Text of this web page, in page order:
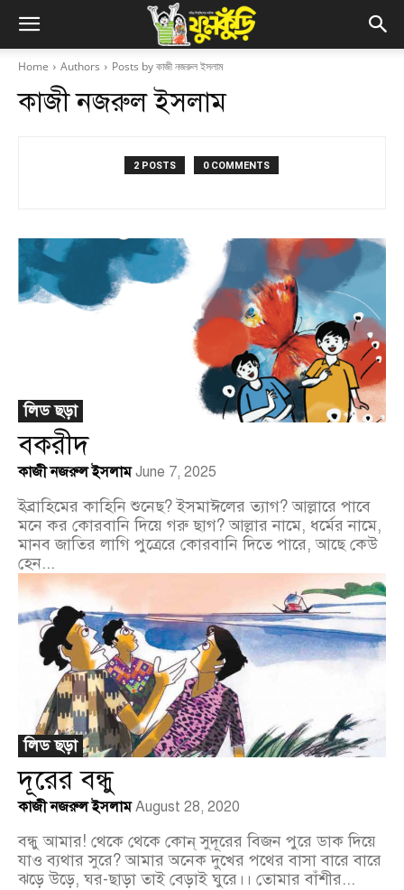
Home Authors Posts by কাজী নজরুল ইসলাম
কাজী নজরুল ইসলাম
2 POSTS 0 COMMENTS
লিড ছড়া
বকরীদ
কাজী নজরুল ইসলাম June 7, 2025
ইব্রাহিমের কাহিনি শুনেছ? ইসমাঈলের ত্যাগ? আল্লারে পাবে
মনে কর কোরবানি দিয়ে গরু ছাগ? আল্লার নামে, ধর্মের নামে,
মানব জাতির লাগি পুত্রেরে কোরবানি দিতে পারে, আছে কেউ
হেন...
লিড ছড়া
দূরের বন্ধু
কাজী নজরুল ইসলাম August 28, 2020
বন্ধু আমার! থেকে থেকে কোন্‌ সুদূরের বিজন পুরে ডাক দিয়ে
যাও ব্যথার সুরে? আমার অনেক দুখের পথের বাসা বারে বারে
ঝড়ে উড়ে, ঘর-ছাড়া তাই বেড়াই ঘুরে।। তোমার বাঁশীর...